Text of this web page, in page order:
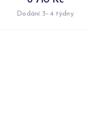
Dodání 3–4 týdny